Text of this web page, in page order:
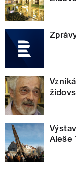
Aleše